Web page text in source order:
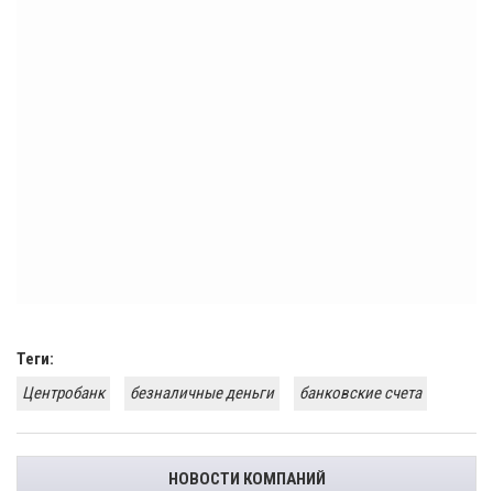
Теги:
Центробанк
безналичные деньги банковские счета
НОВОСТИ КОМПАНИЙ